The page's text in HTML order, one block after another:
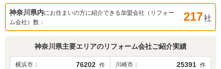
神奈川県内にお住まいの方に紹介できる加盟会社（リフォー
ム会社）数：
217社
神奈川県主要エリアのリフォーム会社ご紹介実績
横浜市 76202 件 川崎市 25391 件